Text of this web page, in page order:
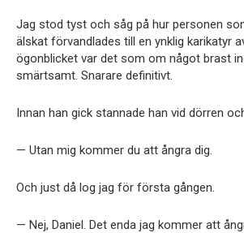
Jag stod tyst och såg på hur personen
älskat förvandlades till en ynklig karikatyr
ögonblicket var det som om något brast
smärtsamt. Snarare definitivt.
Innan han gick stannade han vid dörren
— Utan mig kommer du att ångra dig.
Och just då log jag för första gången.
— Nej, Daniel. Det enda jag kommer att